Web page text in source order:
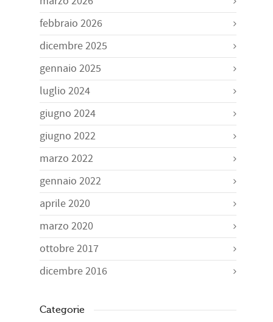
febbraio 2026
dicembre 2025
gennaio 2025
luglio 2024
giugno 2024
giugno 2022
marzo 2022
gennaio 2022
aprile 2020
marzo 2020
ottobre 2017
dicembre 2016
Categorie